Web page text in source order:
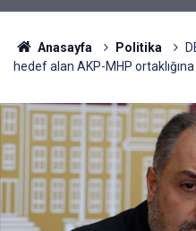
Anasayfa Politika
hedef alan AKP-MHP